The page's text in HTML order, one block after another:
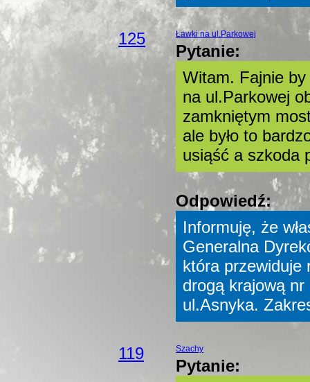
125 Ławki na ul.Parkowej
Pytanie:
Witam. Fajnie by
na ul.Parkowej
zamkniętym
ale było to
usiąść a szkoda
Odpowiedź:
Informuję, że
Generalna
która przewiduje
drogą krajową
ul.Asnyka.
119 Szachy
Pytanie: